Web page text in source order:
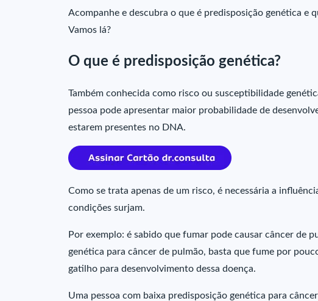
Acompanhe e descubra o que é predisposição genética e
Vamos lá?
O que é predisposição genética?
Também conhecida como risco ou susceptibilidade
pessoa pode apresentar maior probabilidade de
estarem presentes no DNA.
Como se trata apenas de um risco, é necessária a
condições surjam.
Por exemplo: é sabido que fumar pode causar câncer de
genética para câncer de pulmão, basta que fume por
gatilho para desenvolvimento dessa doença.
Uma pessoa com baixa predisposição genética para